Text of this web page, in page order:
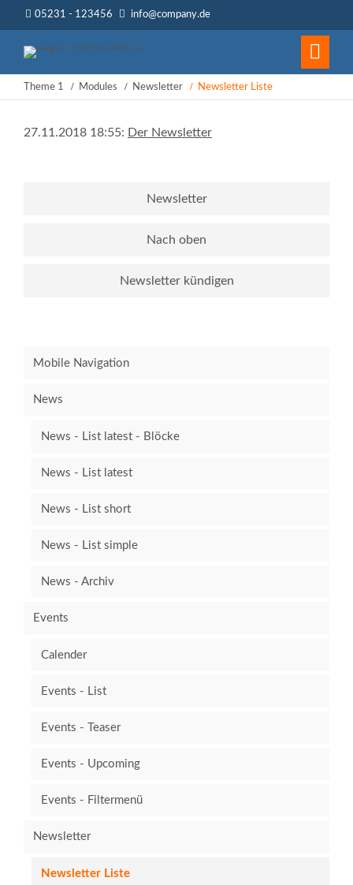
05231 - 123456 info@company.de
Theme 1 Modules Newsletter Newsletter Liste
27.11.2018 18:55: Der Newsletter
Newsletter
Nach oben
Newsletter kündigen
Mobile Navigation
News
News - List latest - Blöcke
News - List latest
News - List short
News - List simple
News - Archiv
Events
Calender
Events - List
Events - Teaser
Events - Upcoming
Events - Filtermenü
Newsletter
Newsletter Liste